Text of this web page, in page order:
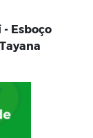
Esboço